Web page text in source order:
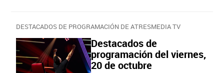
DESTACADOS DE PROGRAMACIÓN DE ATRESMEDIA TV
Destacados de
programación del viernes,
20 de octubre